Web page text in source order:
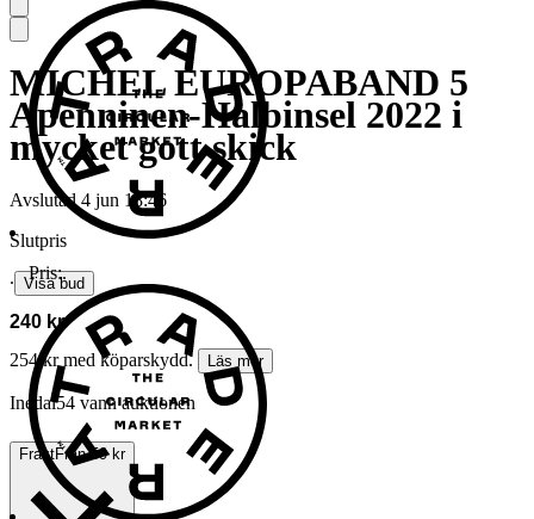
MICHEL EUROPABAND 5
Apenninen-Halbinsel 2022 i
mycket gott skick
Avslutad 4 jun 18:46
Slutpris
∙ Visa bud
240 kr
254 kr med köparskydd.
Läs mer
Inedal54 vann auktionen
FraktFrån 59 kr
Pris:.